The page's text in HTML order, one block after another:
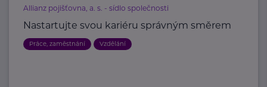
Allianz pojišťovna, a. s. - sídlo společnosti
Nastartujte svou kariéru správným směrem
Práce, zaměstnání Vzdělání